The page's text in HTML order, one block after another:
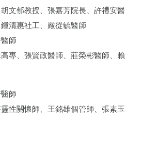
文郁教授、張嘉芳院長、許禮安醫
鍾清惠社工
嚴從毓醫師
師
專 、張賢政醫師 、莊榮彬醫師 、賴
師
性關懷師、王銘雄個管師、張素玉